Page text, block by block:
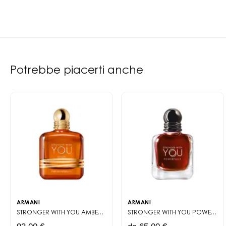
Potrebbe piacerti anche
ARMANI
STRONGER WITH YOU AMBER EAU DE PARFUM
ARMANI
STRONGER WITH YOU POWERFULLY